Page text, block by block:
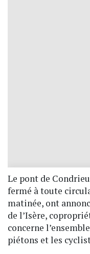
Le pont de
fermé à toute
matinée, ont
de l’Isère,
concerne
piétons et les